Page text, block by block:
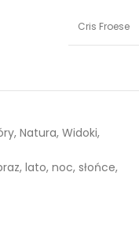
Cris Froese
, Natura, Widoki,
, lato, noc, słońce,